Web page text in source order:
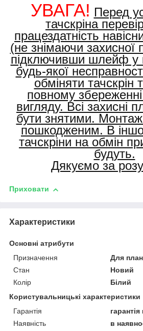
УВАГА! Перед
тачскріна
працездатність
(не знімаючи захисної
підключивши шлейф у
будь-якої
обміняти тачскрін
повному
вигляду. Всі захисні
бути знятими.
пошкодженим. В
тачскріни на обмін
будуть.
Дякуємо за
Приховати
Характеристики
Основні атрибути
Призначення
Для
Стан
Новий
Колір
Білий
Користувальницькі характеристики
Гарантія
Наявність
в